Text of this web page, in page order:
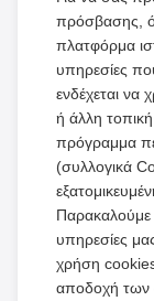
πρόσβασης,
πλατφόρμα
υπηρεσίες
ενδέχεται
ή άλλη
πρόγραμμα
(συλλογικά
Παρακαλούμε
υπηρεσίες
χρήση
αποδοχή των